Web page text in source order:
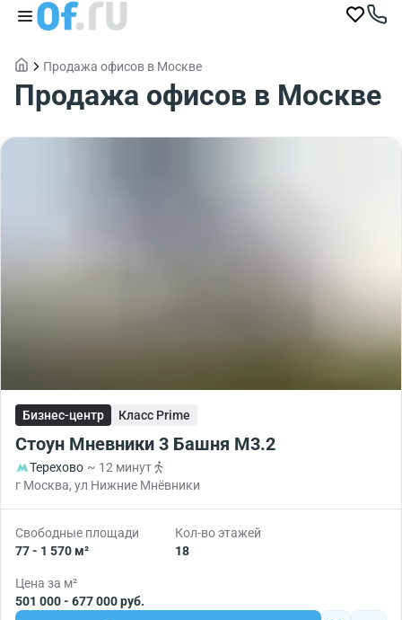
Продажа офисов в Москве
Продажа офисов в Москве
Бизнес-центр Класс Prime
Стоун Мневники 3 Башня М3.2
Терехово ~ 12 минут
г Москва, ул Нижние Мнёвники
Свободные площади
77 - 1 570 м²
Кол-во этажей
18
Цена за м²
501 000 - 677 000 руб.